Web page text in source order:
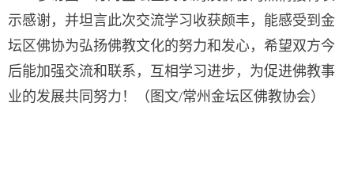
示感谢，并坦言此次交流学习收获颇丰，能感受到金
坛区佛协为弘扬佛教文化的努力和发心，希望双方今
后能加强交流和联系，互相学习进步，为促进佛教事
业的发展共同努力！（图文/常州金坛区佛教协会）